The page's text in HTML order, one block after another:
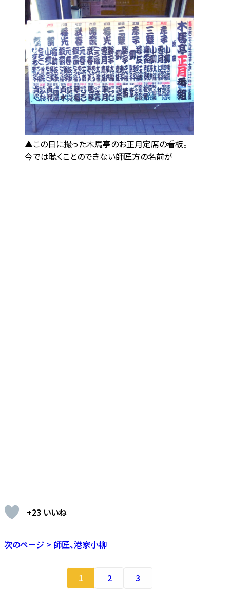
この日に撮った木馬亭のお正月定席の看板。
今では聴くことのできない師匠方の名前が
+23 いいね
次のページ > 師匠、港家小柳
1 2 3